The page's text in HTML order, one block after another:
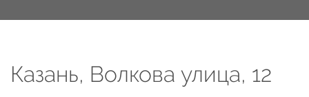
Казань, Волкова улица, 12